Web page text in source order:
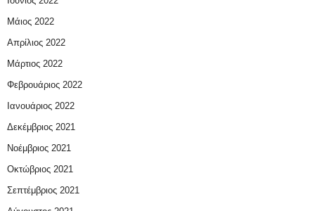
Μάιος 2022
Απρίλιος 2022
Μάρτιος 2022
Φεβρουάριος 2022
Ιανουάριος 2022
Δεκέμβριος 2021
Νοέμβριος 2021
Οκτώβριος 2021
Σεπτέμβριος 2021